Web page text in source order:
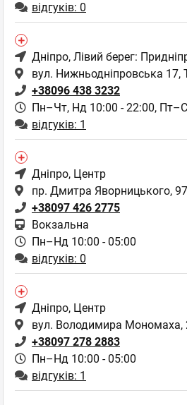
відгуків: 0
Дніпро, Лівий берег:
вул. Нижньодніпровська
+38096 438 3232
Пн–Чт, Нд 10:00 - 22:00,
відгуків: 1
Дніпро, Центр
пр. Дмитра Яворницького,
+38097 426 2775
Вокзальна
Пн–Нд 10:00 - 05:00
відгуків: 0
Дніпро, Центр
вул. Володимира Мономаха,
+38097 278 2883
Пн–Нд 10:00 - 05:00
відгуків: 1